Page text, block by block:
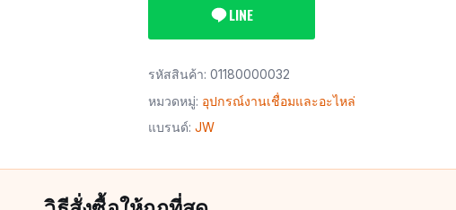
LINE
รหัสสินค้า: 01180000032
หมวดหมู่: อุปกรณ์งานเชื่อมและอะไหล่
แบรนด์: JW